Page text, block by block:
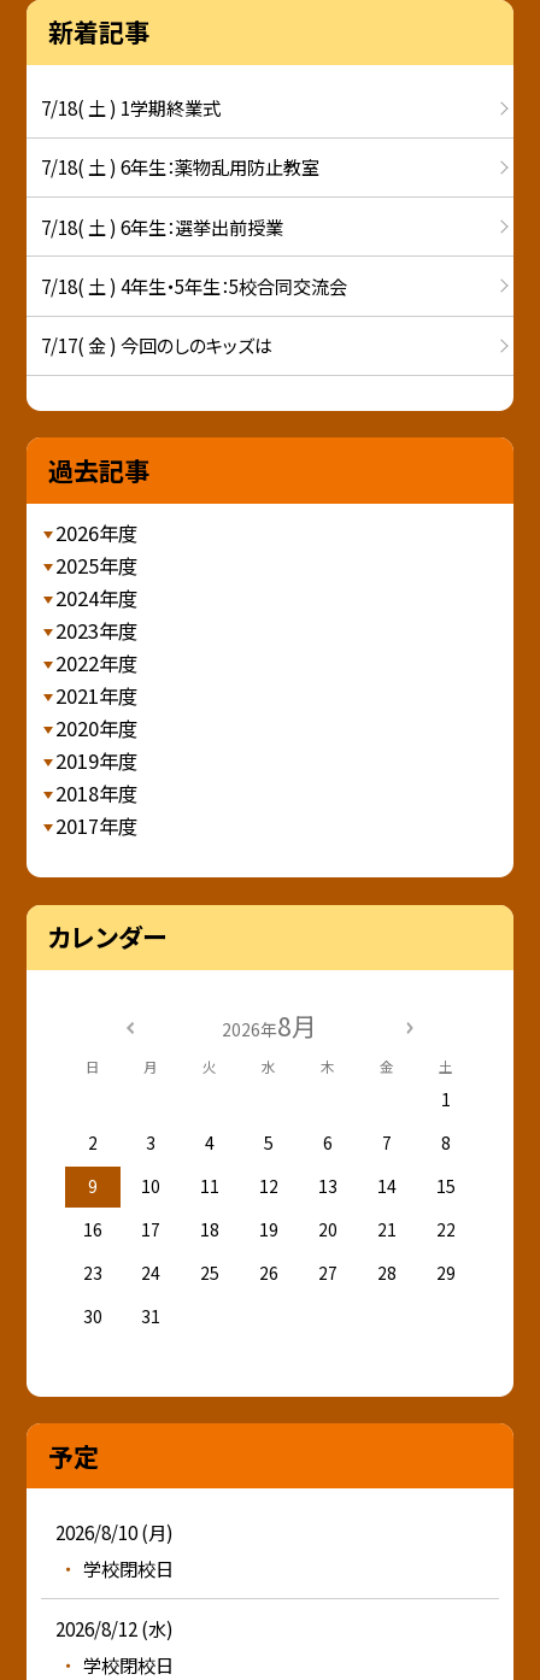
新着記事
7/18( 土 ) 1学期終業式
7/18( 土 ) 6年生：薬物乱用防止教室
7/18( 土 ) 6年生：選挙出前授業
7/18( 土 ) 4年生・5年生：5校合同交流会
7/17( 金 ) 今回のしのキッズは
過去記事
2026年度
2025年度
2024年度
2023年度
2022年度
2021年度
2020年度
2019年度
2018年度
2017年度
カレンダー
2026年8月
日 月 火 水 木 金 土
1
2
3 4 5 6 7
8
9
10 11 12 13 14
15
16
17 18 19 20 21
22
23
24 25 26 27 28
29
30
31
予定
2026/8/10 (月)
学校閉校日
2026/8/12 (水)
学校閉校日